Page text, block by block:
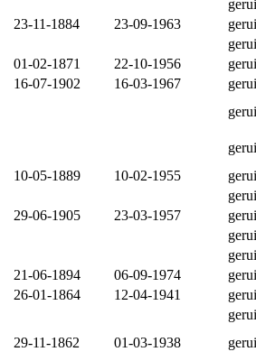
23-11-1884 23-09-1963
01-02-1871 22-10-1956
16-07-1902 16-03-1967
10-05-1889 10-02-1955
29-06-1905 23-03-1957
21-06-1894 06-09-1974
26-01-1864 12-04-1941
29-11-1862 01-03-1938